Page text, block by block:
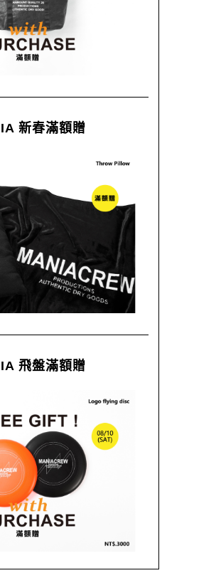
新春滿額贈
飛盤滿額贈